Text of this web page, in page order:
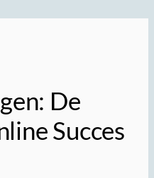
De
Succes